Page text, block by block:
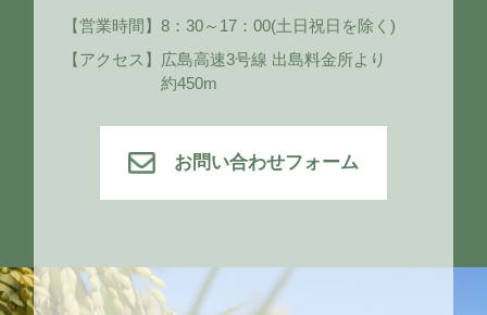
【営業時間】8：30～17：00(土日祝日を除く)
【アクセス】 広島高速3号線 出島料金所より
約450m
お問い合わせフォーム